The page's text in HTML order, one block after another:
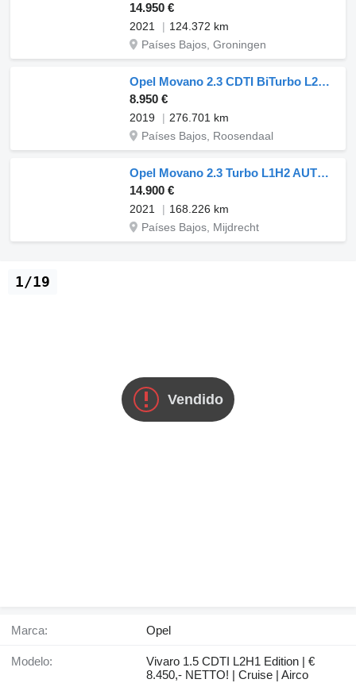
14.950 €
2021
124.372 km
Países Bajos, Groningen
Opel Movano 2.3 CDTI BiTurbo L2H2 EL Start/Stop Airco Cruise 3 Zits T
8.950 €
2019
276.701 km
Países Bajos, Roosendaal
Opel Movano 2.3 Turbo L1H2 AUTOMAAT 180 PK
14.900 €
2021
168.226 km
Países Bajos, Mijdrecht
Vendido
1/19
Marca: Opel
Modelo:
Vivaro 1.5 CDTI L2H1 Edition | €
8.450,- NETTO! | Cruise | Airco